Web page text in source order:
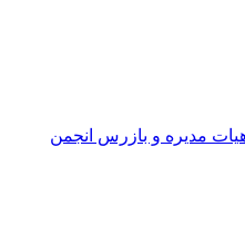
مدیره و بازرس انجمن